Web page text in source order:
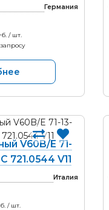
Германия
/ шт.
V60B/E 71-
721.0544 V11
Италия
/ шт.